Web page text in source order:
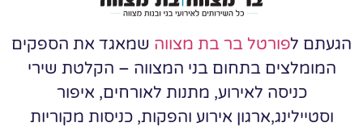
הגעתם לפורטל בר בת מצווה שמאגד את הספקים
המומלצים בתחום בני המצווה – הקלטת שירי
כניסה לאירוע, מתנות לאורחים, איפור
וסטיילינג,ארגון אירוע והפקות, כניסות מקוריות